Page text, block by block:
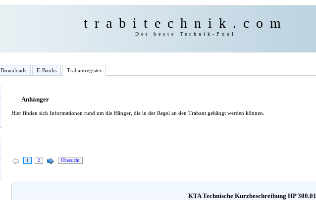
trabitechnik.com
Der beste Technik-Pool
Downloads E-Books Trabantregister
Anhänger
Hier finden sich Informationen rund um die Hänger, die in der Regel an den Trabant gehängt werden können.
1 2 Übersicht
KTA Technische Kurzbeschreibung HP 300.01